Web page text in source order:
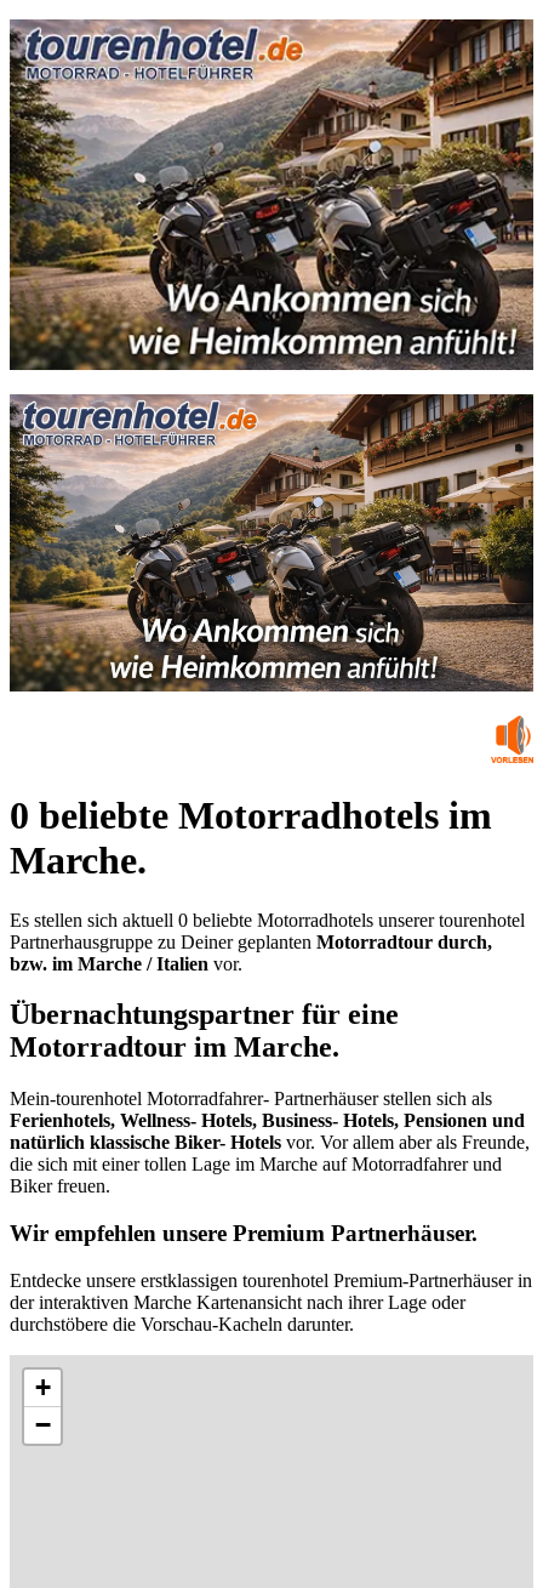
0 beliebte Motorradhotels im
Marche.
Es stellen sich aktuell 0 beliebte Motorradhotels unserer tourenhotel
Partnerhausgruppe zu Deiner geplanten Motorradtour durch,
bzw. im Marche / Italien vor.
Übernachtungspartner für eine
Motorradtour im Marche.
Mein-tourenhotel Motorradfahrer- Partnerhäuser stellen sich als
Ferienhotels, Wellness- Hotels, Business- Hotels, Pensionen und
natürlich klassische Biker- Hotels vor. Vor allem aber als Freunde,
die sich mit einer tollen Lage im Marche auf Motorradfahrer und
Biker freuen.
Wir empfehlen unsere Premium Partnerhäuser.
Entdecke unsere erstklassigen tourenhotel Premium-Partnerhäuser in
der interaktiven Marche Kartenansicht nach ihrer Lage oder
durchstöbere die Vorschau-Kacheln darunter.
+
−